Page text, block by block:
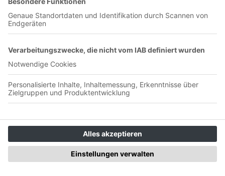
1860, Tobi hat schon alles hinter sich. Viel Spaß beim Hören!
Dieser Podcast wird vermarktet von der
Podcastbude.www.podcastbu.de - Full-Service-Podcast-
hosten und damit Geld verdienen?Dann schaue auf
www.kostenlos-hosten.de und informiere dich.Dort erhältst
du alle Informationen zu unseren kostenlosen Podcast-
Hosting-Angeboten. kostenlos-hosten.de ist ein Produkt der
Podcastbude.
#250 / Juni 2026